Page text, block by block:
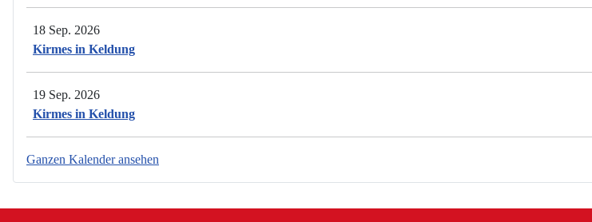
18 Sep. 2026
Kirmes in Keldung
19 Sep. 2026
Kirmes in Keldung
Ganzen Kalender ansehen